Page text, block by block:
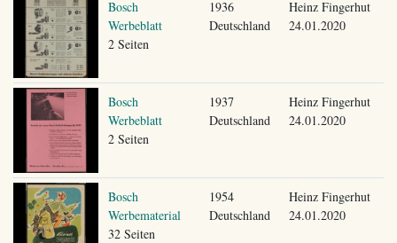
Bosch
Werbeblatt
2 Seiten
1936
Deutschland
Heinz Fingerhut
24.01.2020
Bosch
Werbeblatt
2 Seiten
1937
Deutschland
Heinz Fingerhut
24.01.2020
Bosch
Werbematerial
32 Seiten
1954
Deutschland
Heinz Fingerhut
24.01.2020